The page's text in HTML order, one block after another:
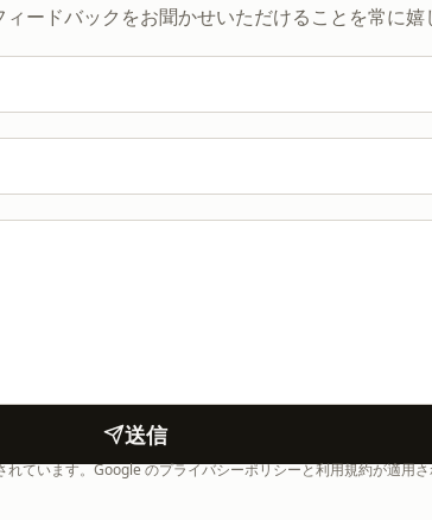
ードバックをお聞かせいただけることを常に
送信
ています。Google のプライバシーポリシーと利用規約が適用さ